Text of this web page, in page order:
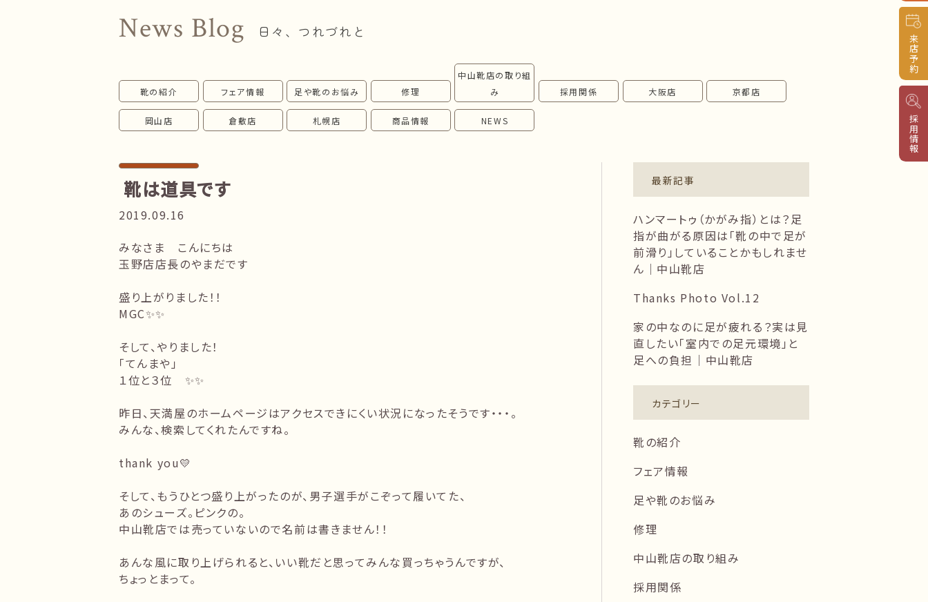
来店予約
採用情報
News Blog 日々、つれづれと
靴の紹介 フェア情報 足や靴のお悩み 修理
中山靴店の取り組
み
採用関係 大阪店 京都店
岡山店 倉敷店 札幌店 商品情報 NEWS
靴は道具です
2019.09.16
みなさま こんにちは
玉野店店長のやまだです
盛り上がりました！！
MGC✨✨
そして、やりました！
「てんまや」
１位と３位 ✨✨
昨日、天満屋のホームページはアクセスできにくい状況になったそうです・・・。
みんな、検索してくれたんですね。
thank you💛
そして、もうひとつ盛り上がったのが、男子選手がこぞって履いてた、
あのシューズ。ピンクの。
中山靴店では売っていないので名前は書きません！！
あんな風に取り上げられると、いい靴だと思ってみんな買っちゃうんですが、
ちょっとまって。
最新記事
ハンマートゥ（かがみ指）とは？足
指が曲がる原因は「靴の中で足が
前滑り」していることかもしれませ
ん｜中山靴店
Thanks Photo Vol.12
家の中なのに足が疲れる？実は見
直したい「室内での足元環境」と
足への負担｜中山靴店
カテゴリー
靴の紹介
フェア情報
足や靴のお悩み
修理
中山靴店の取り組み
採用関係